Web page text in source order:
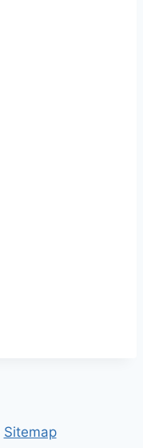
Sitemap